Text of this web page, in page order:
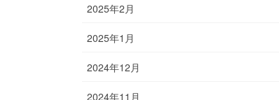
2025年2月
2025年1月
2024年12月
2024年11月